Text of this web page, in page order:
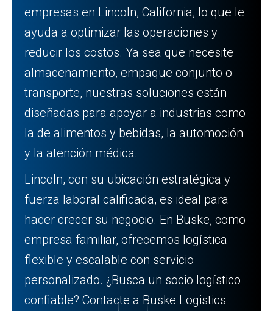
empresas en Lincoln, California, lo que le
ayuda a optimizar las operaciones y
reducir los costos. Ya sea que necesite
almacenamiento, empaque conjunto o
transporte, nuestras soluciones están
diseñadas para apoyar a industrias como
la de alimentos y bebidas, la automoción
y la atención médica.
Lincoln, con su ubicación estratégica y
fuerza laboral calificada, es ideal para
hacer crecer su negocio. En Buske, como
empresa familiar, ofrecemos logística
flexible y escalable con servicio
personalizado. ¿Busca un socio logístico
confiable? Contacte a Buske Logistics